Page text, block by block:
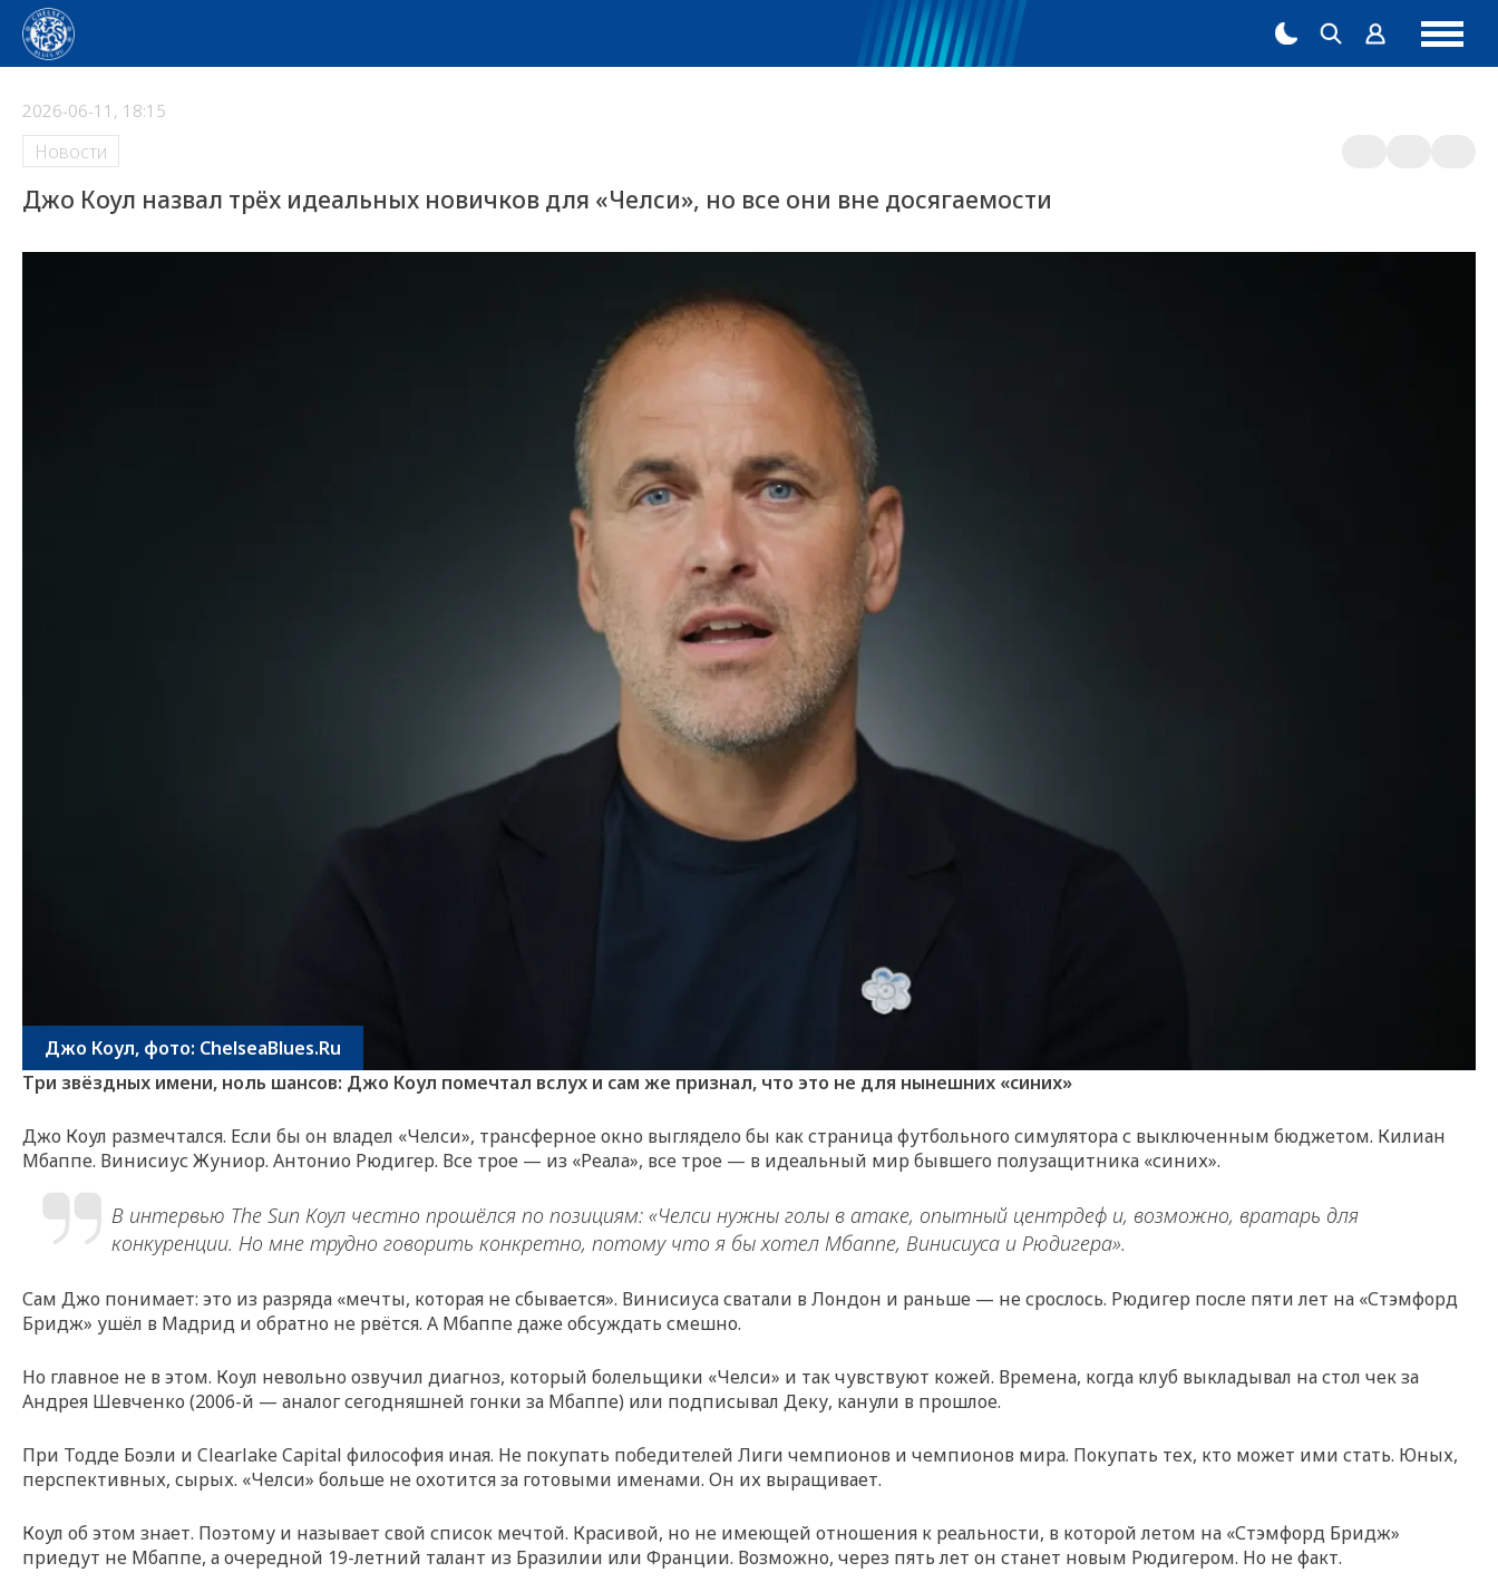
2026-06-11, 18:15
Новости
Джо Коул назвал трёх идеальных новичков для «Челси», но все они вне досягаемости
Джо Коул, фото: ChelseaBlues.Ru
Три звёздных имени, ноль шансов: Джо Коул помечтал вслух и сам же признал, что это не для нынешних «синих»
Джо Коул размечтался. Если бы он владел «Челси», трансферное окно выглядело бы как страница футбольного симулятора с выключенным бюджетом. Килиан
Мбаппе. Винисиус Жуниор. Антонио Рюдигер. Все трое — из «Реала», все трое — в идеальный мир бывшего полузащитника «синих».
В интервью The Sun Коул честно прошёлся по позициям: «Челси нужны голы в атаке, опытный центрдеф и, возможно, вратарь для
конкуренции. Но мне трудно говорить конкретно, потому что я бы хотел Мбаппе, Винисиуса и Рюдигера».
Сам Джо понимает: это из разряда «мечты, которая не сбывается». Винисиуса сватали в Лондон и раньше — не срослось. Рюдигер после пяти лет на «Стэмфорд
Бридж» ушёл в Мадрид и обратно не рвётся. А Мбаппе даже обсуждать смешно.
Но главное не в этом. Коул невольно озвучил диагноз, который болельщики «Челси» и так чувствуют кожей. Времена, когда клуб выкладывал на стол чек за
Андрея Шевченко (2006-й — аналог сегодняшней гонки за Мбаппе) или подписывал Деку, канули в прошлое.
При Тодде Боэли и Clearlake Capital философия иная. Не покупать победителей Лиги чемпионов и чемпионов мира. Покупать тех, кто может ими стать. Юных,
перспективных, сырых. «Челси» больше не охотится за готовыми именами. Он их выращивает.
Коул об этом знает. Поэтому и называет свой список мечтой. Красивой, но не имеющей отношения к реальности, в которой летом на «Стэмфорд Бридж»
приедут не Мбаппе, а очередной 19-летний талант из Бразилии или Франции. Возможно, через пять лет он станет новым Рюдигером. Но не факт.